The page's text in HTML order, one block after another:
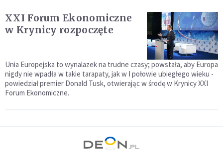
XXI Forum Ekonomiczne
w Krynicy rozpoczęte
Unia Europejska to wynalazek na trudne czasy; powstała, aby Europa
nigdy nie wpadła w takie tarapaty, jak w I połowie ubiegłego wieku -
powiedział premier Donald Tusk, otwierając w środę w Krynicy XXI
Forum Ekonomiczne.